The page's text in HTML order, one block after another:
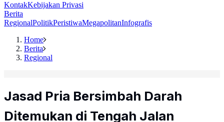
KontakKebijakan Privasi
Berita
RegionalPolitikPeristiwaMegapolitanInfografis
Home
Berita
Regional
Jasad Pria Bersimbah Darah
Ditemukan di Tengah Jalan